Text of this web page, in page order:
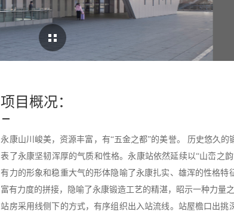
项目概况：
永康山川峻美，资源丰富，有“五金之都”的美誉。 历史悠久
表了永康坚韧浑厚的气质和性格。永康站依然延续以“山峦之
有力的形象和稳重大气的形体隐喻了永康扎实、雄浑的性格特
富有力度的拼接，隐喻了永康锻造工艺的精湛，昭示一种力量之
站房采用线侧下的方式，有序组织出入站流线。站屋檐口出挑